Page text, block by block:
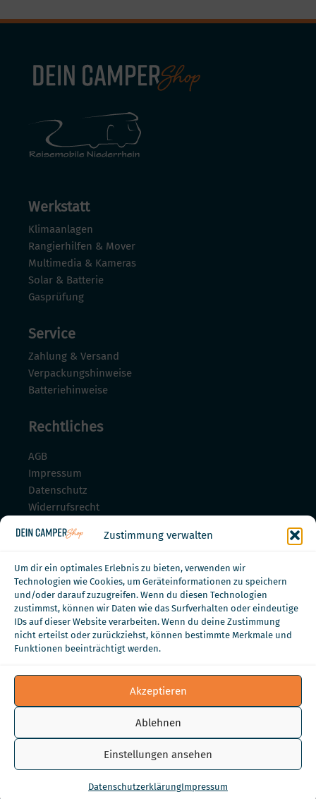
Zustimmung verwalten
Um dir ein optimales Erlebnis zu bieten, verwenden wir
Technologien wie Cookies, um Geräteinformationen zu speichern
und/oder darauf zuzugreifen. Wenn du diesen Technologien
zustimmst, können wir Daten wie das Surfverhalten oder eindeutige
IDs auf dieser Website verarbeiten. Wenn du deine Zustimmung
nicht erteilst oder zurückziehst, können bestimmte Merkmale und
Funktionen beeinträchtigt werden.
Akzeptieren
Ablehnen
Einstellungen ansehen
DatenschutzerklärungImpressum
Werkstatt
Klimaanlagen
Rangierhilfen & Mover
Multimedia & Kameras
Solar & Batterie
Gasprüfung
Service
Zahlung & Versand
Verpackungshinweise
Batteriehinweise
Rechtliches
AGB
Impressum
Datenschutz
Widerrufsrecht
Zahlungsmöglichkeiten